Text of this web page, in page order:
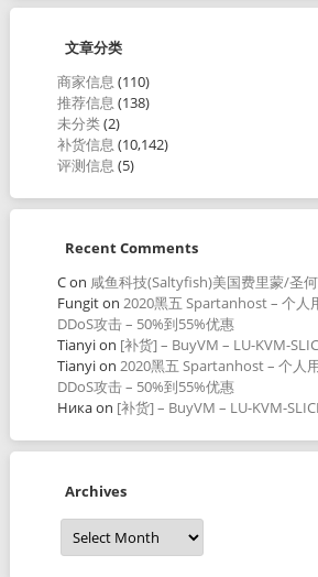
文章分类
商家信息 (110)
推荐信息 (138)
未分类(2)
补货信息 (10,142)
评测信息 (5)
Recent Comments
Con 咸鱼科技(Saltyfish)美国费里蒙/圣
Fungiton 2020黑五 Spartanhost – 个人
DDoS攻击 – 50%到55%优惠
Tianyion [补货] – BuyVM – LU-KVM-
Tianyion 2020黑五 Spartanhost – 个人
DDoS攻击 – 50%到55%优惠
Никаon [补货] – BuyVM – LU-KVM-
Archives
Archives